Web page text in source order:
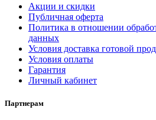
Акции и скидки
Публичная оферта
Политика в отношении
данных
Условия доставка готовой
Условия оплаты
Гарантия
Личный кабинет
Партнерам